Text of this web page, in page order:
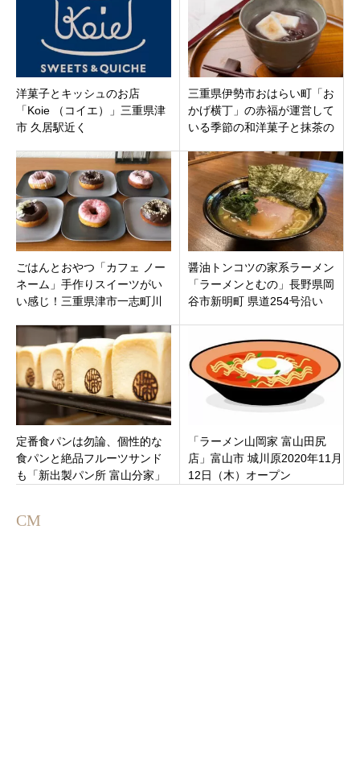
洋菓子とキッシュのお店
「Koie （コイエ）」三重県津
市 久居駅近く
三重県伊勢市おはらい町「お
かげ横丁」の赤福が運営して
いる季節の和洋菓子と抹茶の
ごはんとおやつ「カフェ ノー
ネーム」手作りスイーツがい
い感じ！三重県津市一志町川
醤油トンコツの家系ラーメン
「ラーメンとむの」長野県岡
谷市新明町 県道254号沿い
定番食パンは勿論、個性的な
食パンと絶品フルーツサンド
も「新出製パン所 富山分家」
「ラーメン山岡家 富山田尻
店」富山市 城川原2020年11月
12日（木）オープン
CM